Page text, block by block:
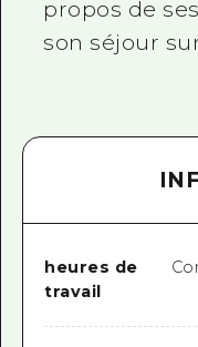
propos de
son séjour
heures de
travail